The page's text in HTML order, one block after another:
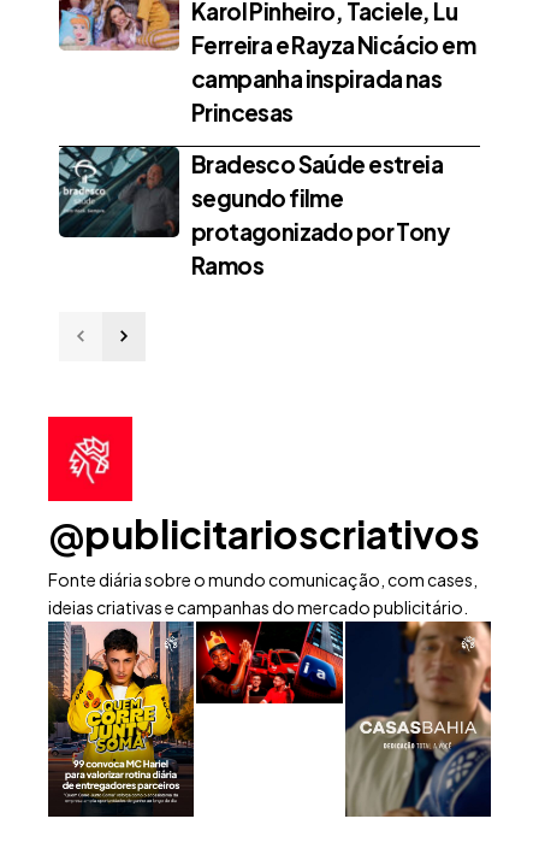
Karol Pinheiro, Taciele, Lu
Ferreira e Rayza Nicácio em
campanha inspirada nas
Princesas
Bradesco Saúde estreia
segundo filme
protagonizado por Tony
Ramos
@publicitarioscriativos
Fonte diária sobre o mundo comunicação, com cases,
ideias criativas e campanhas do mercado publicitário.